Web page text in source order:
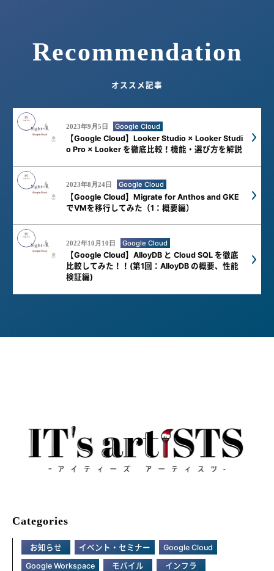
Recommendation
オススメ記事
2023年9月5日 Google Cloud
【Google Cloud】Looker Studio × Looker Studi
o Pro × Looker を徹底比較！機能・選び方を解説
2023年8月24日 Google Cloud
【Google Cloud】Migrate for Anthos and GKE
でVMを移行してみた（1：概要編）
2022年10月10日 Google Cloud
【Google Cloud】AlloyDB と Cloud SQL を徹底
比較してみた！！(第1回：AlloyDB の概要、性能
検証編)
Categories
お知らせ イベント・セミナー Google Cloud
Google Workspace モバイル インフラ